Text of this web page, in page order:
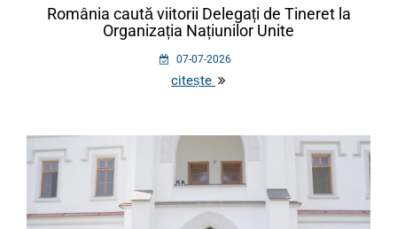
România caută viitorii Delegați de Tineret la
Organizația Națiunilor Unite
07-07-2026
citește